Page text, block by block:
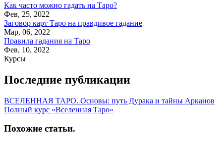
Как часто можно гадать на Таро?
Фев, 25, 2022
Заговор карт Таро на правдивое гадание
Мар, 06, 2022
Правила гадания на Таро
Фев, 10, 2022
Курсы
Последние публикации
ВСЕЛЕННАЯ ТАРО. Основы: путь Дурака и тайны Арканов
Полный курс «Вселенная Таро»
Похожие статьи.